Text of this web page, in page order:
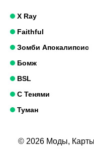
X Ray
Faithful
Зомби Апокалипсис
Бомж
BSL
С Тенями
Туман
© 2026 Моды,